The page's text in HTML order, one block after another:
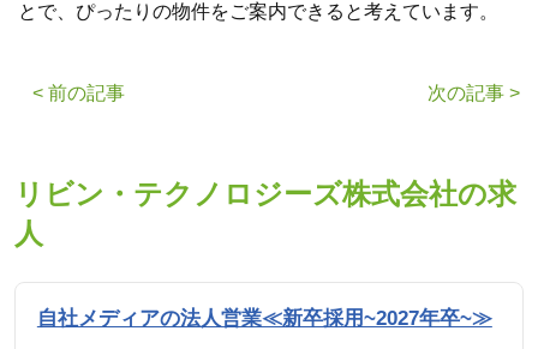
とで、ぴったりの物件をご案内できると考えています。
< 前の記事 次の記事 >
リビン・テクノロジーズ株式会社の求
人
自社メディアの法人営業≪新卒採用~2027年卒~≫